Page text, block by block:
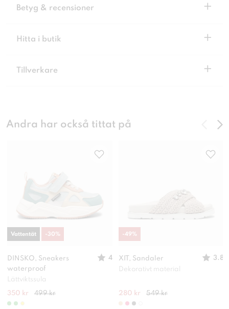
Betyg & recensioner +
Hitta i butik +
Tillverkare +
Andra har också tittat på
DINSKO, Sneakers
waterproof
4
Lättviktssula
350 kr 499 kr
Vattentät -30%
XIT, Sandaler
3.8
Dekorativt material
280 kr 549 kr
-49%